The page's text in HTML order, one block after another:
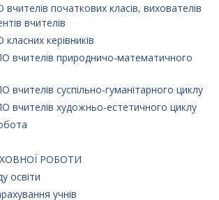
початкових класів, вихователів
вчителів
керівників
вчителів природничо-математичного
вчителів суспільно-гуманітарного циклу
вчителів художньо-естетичного циклу
РОБОТИ
освіти
учнів